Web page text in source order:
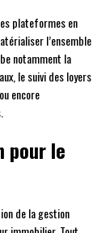
plateformes en
l’ensemble
notamment la
le suivi des loyers
encore
pour le
de la gestion